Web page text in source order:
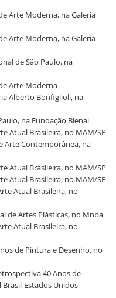
Arte Moderna, na Galeria
Arte Moderna, na Galeria
de São Paulo, na
Arte Moderna
Alberto Bonfiglioli, na
na Fundação Bienal
Atual Brasileira, no MAM/SP
Arte Contemporânea, na
Atual Brasileira, no MAM/SP
Atual Brasileira, no MAM/SP
Atual Brasileira, no
de Artes Plásticas, no Mnba
Atual Brasileira, no
de Pintura e Desenho, no
40 Anos de
Estados Unidos